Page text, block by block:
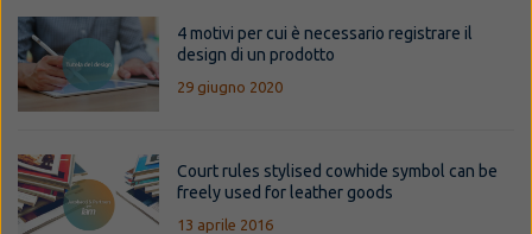
4 motivi per cui è necessario registrare il
design di un prodotto
29 giugno 2020
Court rules stylised cowhide symbol can be
freely used for leather goods
13 aprile 2016